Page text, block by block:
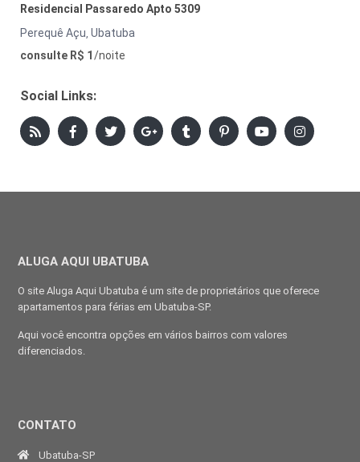
Residencial Passaredo Apto 5309
Perequê Açu Ubatuba
consulte R$ 1 /noite
Social Links:
ALUGA AQUI UBATUBA
O site Aluga Aqui Ubatuba é um site de proprietários que oferece
apartamentos para férias em Ubatuba-SP.
Aqui você encontra opções em vários bairros com valores
diferenciados.
CONTATO
Ubatuba-SP